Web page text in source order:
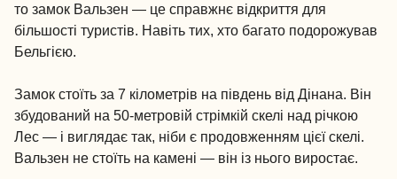
то замок Вальзен — це справжнє відкриття для
більшості туристів. Навіть тих, хто багато подорожував
Бельгією.
Замок стоїть за 7 кілометрів на південь від Дінана. Він
збудований на 50-метровій стрімкій скелі над річкою
Лес — і виглядає так, ніби є продовженням цієї скелі.
Вальзен не стоїть на камені — він із нього виростає.